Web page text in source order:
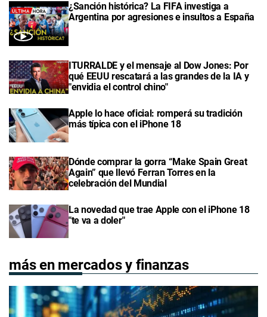
¿Sanción histórica? La FIFA investiga a
Argentina por agresiones e insultos a España
ITURRALDE y el mensaje al Dow Jones: Por
qué EEUU rescatará a las grandes de la IA y
"envidia el control chino"
Apple lo hace oficial: romperá su tradición
más típica con el iPhone 18
Dónde comprar la gorra “Make Spain Great
Again” que llevó Ferran Torres en la
celebración del Mundial
La novedad que trae Apple con el iPhone 18
"te va a doler"
más en mercados y finanzas